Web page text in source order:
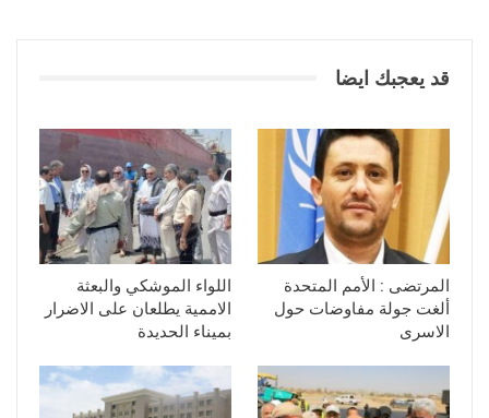
قد يعجبك ايضا
المرتضى : الأمم المتحدة
ألغت جولة مفاوضات حول
الاسرى
اللواء الموشكي والبعثة
الاممية يطلعان على الاضرار
بميناء الحديدة